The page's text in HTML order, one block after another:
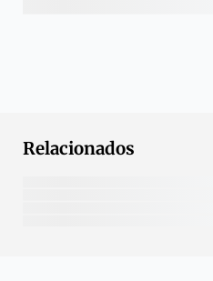
Relacionados